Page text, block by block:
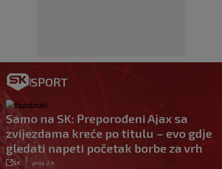
SPORT
Samo na SK: Preporođeni Ajax sa
zvijezdama kreće po titulu – evo gdje
gledati napeti početak borbe za vrh
SK prije 2 h